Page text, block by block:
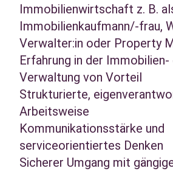
Immobilienwirtschaft z. B.
Immobilienkaufmann/-frau,
Verwalter:in oder Property
Erfahrung in der Immobilien-
Verwaltung von Vorteil
Strukturierte,
Arbeitsweise
Kommunikationsstärke und
serviceorientiertes Denken
Sicherer Umgang mit